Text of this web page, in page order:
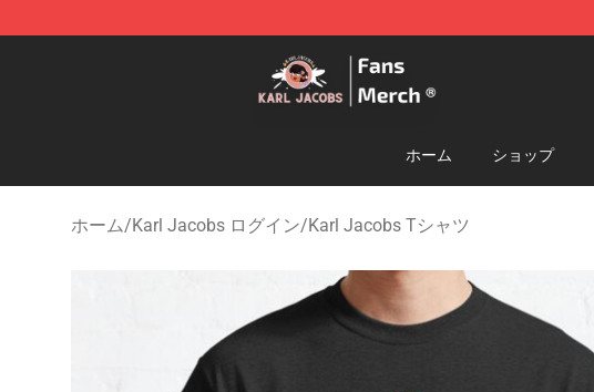
Karl Jacobs Store - Official Karl Jacobs Merchandise Shop
ホーム ショップ
ホーム/Karl Jacobs ログイン/Karl Jacobs Tシャツ